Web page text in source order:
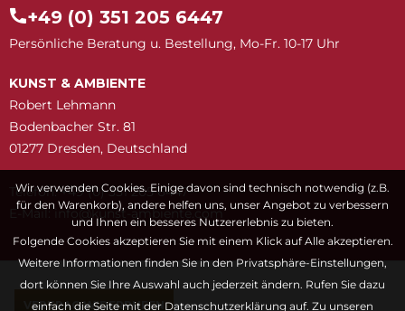
+49 (0) 351 205 6447
Persönliche Beratung u. Bestellung, Mo-Fr. 10-17 Uhr
KUNST & AMBIENTE
Robert Lehmann
Bodenbacher Str. 81
01277 Dresden, Deutschland
Telefon: +49 (0) 351 205 6447
E-Mail:
moc.etneibma-t
snuk@ofni
VERTRAG WIDERRUFEN
Wir verwenden Cookies. Einige davon sind technisch notwendig (z.B.
für den Warenkorb), andere helfen uns, unser Angebot zu verbessern
und Ihnen ein besseres Nutzererlebnis zu bieten.
Folgende Cookies akzeptieren Sie mit einem Klick auf Alle akzeptieren.
Weitere Informationen finden Sie in den Privatsphäre-Einstellungen,
dort können Sie Ihre Auswahl auch jederzeit ändern. Rufen Sie dazu
einfach die Seite mit der Datenschutzerklärung auf. Zu unseren